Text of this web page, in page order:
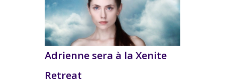
Adrienne sera à la Xenite
Retreat